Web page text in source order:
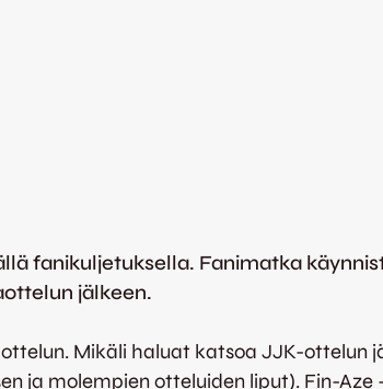
fanikuljetuksella. Fanimatka
jälkeen.
Mikäli haluat katsoa JJK-ottelun
ja molempien otteluiden liput). Fin-